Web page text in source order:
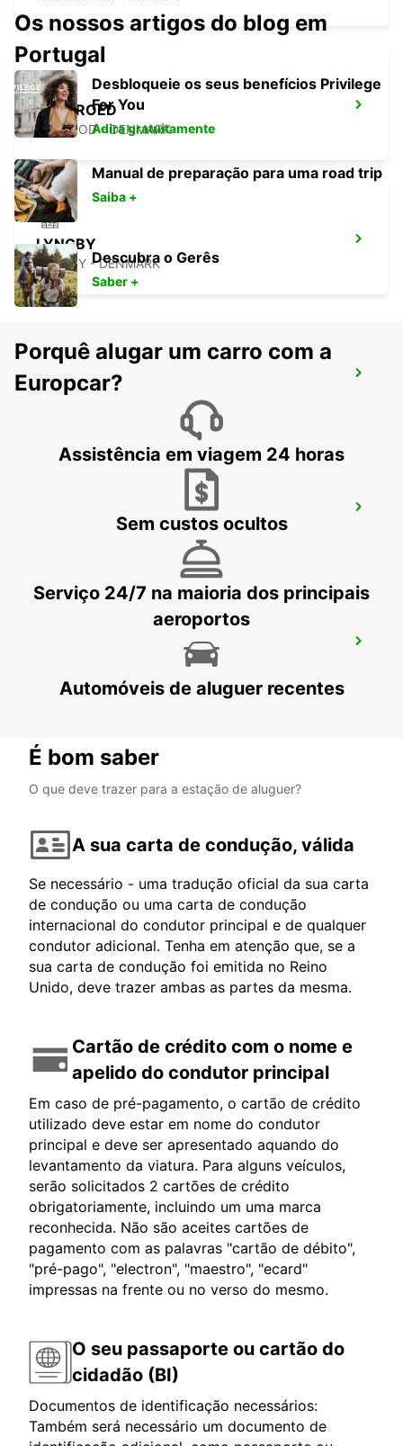
HILLEROED
HILLEROD - DENMARK
LYNGBY
LYNGBY - DENMARK
HERLEV
HERLEV - DENMARK
COPENHAGA GAMMEL KONGEVEJ
COPENHAGEN - DENMARK
AEROPORTO DE COPENHAGA
COPENHAGEN - DENMARK
Os nossos artigos do blog em
Portugal
Desbloqueie os seus benefícios Privilege
For You
Adira gratuitamente
Manual de preparação para uma road trip
Saiba +
Descubra o Gerês
Saber +
Porquê alugar um carro com a
Europcar?
Assistência em viagem 24 horas
Sem custos ocultos
Serviço 24/7 na maioria dos principais
aeroportos
Automóveis de aluguer recentes
É bom saber
O que deve trazer para a estação de aluguer?
A sua carta de condução, válida
Se necessário - uma tradução oficial da sua carta
de condução ou uma carta de condução
internacional do condutor principal e de qualquer
condutor adicional. Tenha em atenção que, se a
sua carta de condução foi emitida no Reino
Unido, deve trazer ambas as partes da mesma.
Cartão de crédito com o nome e
apelido do condutor principal
Em caso de pré-pagamento, o cartão de crédito
utilizado deve estar em nome do condutor
principal e deve ser apresentado aquando do
levantamento da viatura. Para alguns veículos,
serão solicitados 2 cartões de crédito
obrigatoriamente, incluindo um uma marca
reconhecida. Não são aceites cartões de
pagamento com as palavras "cartão de débito",
"pré-pago", "electron", "maestro", "ecard"
impressas na frente ou no verso do mesmo.
O seu passaporte ou cartão do
cidadão (BI)
Documentos de identificação necessários:
Também será necessário um documento de